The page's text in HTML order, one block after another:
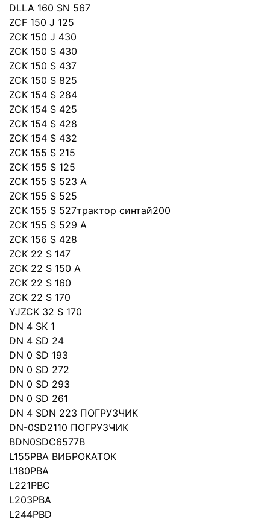
DLLA 160 SN 567
ZCF 150 J 125
ZCK 150 J 430
ZCK 150 S 430
ZCK 150 S 437
ZCK 150 S 825
ZCK 154 S 284
ZCK 154 S 425
ZCK 154 S 428
ZCK 154 S 432
ZCK 155 S 215
ZCK 155 S 125
ZCK 155 S 523 A
ZCK 155 S 525
ZCK 155 S 527трактор синтай200
ZCK 155 S 529 A
ZCK 156 S 428
ZCK 22 S 147
ZCK 22 S 150 A
ZCK 22 S 160
ZCK 22 S 170
YJZCK 32 S 170
DN 4 SK 1
DN 4 SD 24
DN 0 SD 193
DN 0 SD 272
DN 0 SD 293
DN 0 SD 261
DN 4 SDN 223 ПОГРУЗЧИК
DN-0SD2110 ПОГРУЗЧИК
BDN0SDC6577B
L155PBA ВИБРОКАТОК
L180PBA
L221PBC
L203PBA
L244PBD